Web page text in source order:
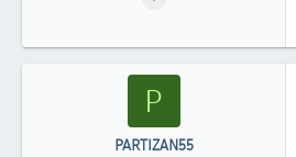
0
P
PARTIZAN55